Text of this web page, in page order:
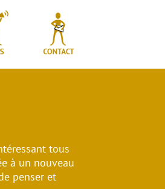
tous
à un nouveau
penser et